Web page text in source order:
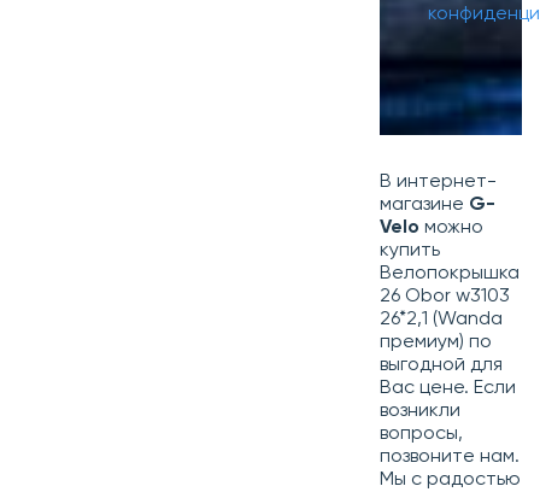
В интернет-
магазине G-
Velo можно
купить
Велопокрышка
26 Obor w3103
26*2,1 (Wanda
премиум) по
выгодной для
Вас цене. Если
возникли
вопросы,
позвоните нам.
Мы с радостью